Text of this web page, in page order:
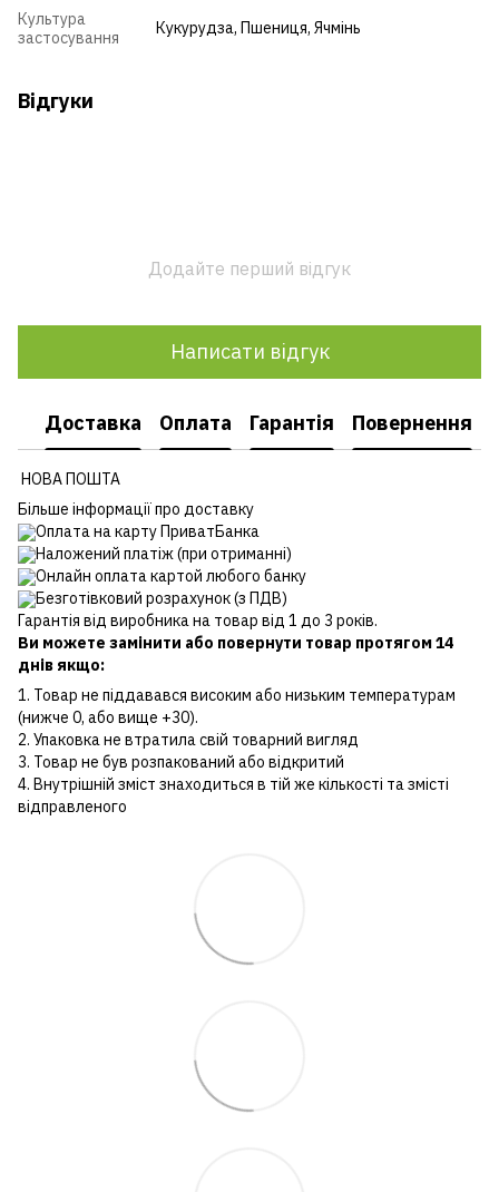
Культура
застосування
Кукурудза, Пшениця, Ячмінь
Відгуки
Додайте перший відгук
Написати відгук
Доставка Оплата Гарантія Повернення
НОВА ПОШТА
Більше інформації про доставку
Оплата на карту ПриватБанка
Наложений платіж (при отриманні)
Онлайн оплата картой любого банку
Безготівковий розрахунок (з ПДВ)
Гарантія від виробника на товар від 1 до 3 років.
Ви можете замінити або повернути товар протягом 14
днів якщо:
1. Товар не піддавався високим або низьким температурам
(нижче 0, або вище +30).
2. Упаковка не втратила свій товарний вигляд
3. Товар не був розпакований або відкритий
4. Внутрішній зміст знаходиться в тій же кількості та змісті
відправленого